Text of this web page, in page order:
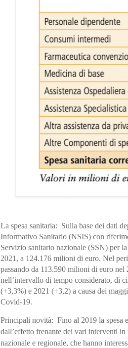
La spesa sanitaria: Sulla base dei dati
Informativo Sanitario (NSIS) con
Servizio sanitario nazionale (SSN) per
2021, a 124.176 milioni di euro. Nel
passando da 113.590 milioni di euro
nell’intervallo di tempo considerato, di
(+3,3%) e 2021 (+3,2) a causa dei
Covid-19.
Principali novità: Fino al 2019 la spesa
dall’effetto frenante dei vari interventi
nazionale e regionale, che hanno